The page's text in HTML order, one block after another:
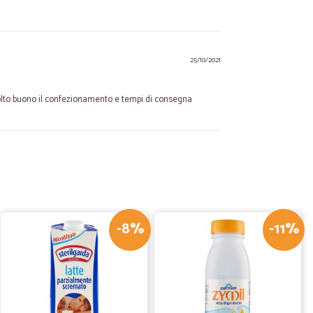
25/10/2021
buono il confezionamento e tempi di consegna
18/08/2020
nel…
offrire omaggi prova di alcuni prodotti grazie ordinerò
-8% -11%